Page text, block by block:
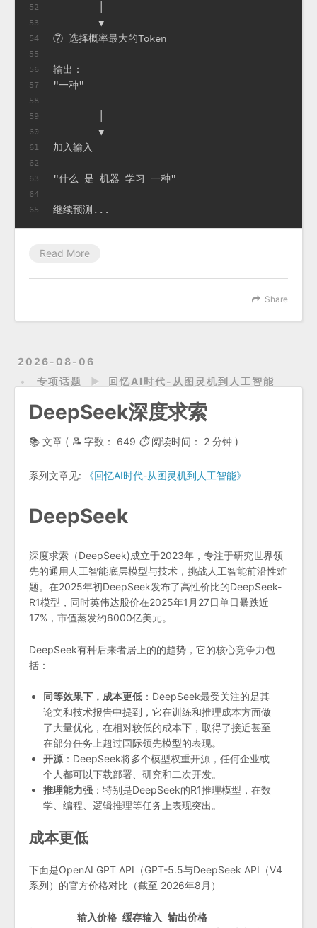
52
53
54
55
56
57
58
59
60
61
62
63
64
65
        ▼
⑦ 选择概率最大的Token
输出：
"一种"
        ▼
加入输入
"什么 是 机器 学习 一种"
继续预测...
Read More
Share
2026-08-06
专项话题
► 回忆AI时代-从图灵机到人工智能
DeepSeek深度求索
📚 文章 ( 📝 字数： 649 ⏱ 阅读时间： 2 分钟 )
系列文章见: 《回忆AI时代-从图灵机到人工智能》
DeepSeek
深度求索（DeepSeek)成立于2023年，专注于研究世界领
先的通用人工智能底层模型与技术，挑战人工智能前沿性难
题。在2025年初DeepSeek发布了高性价比的DeepSeek-
R1模型，同时英伟达股价在2025年1月27日单日暴跌近
17%，市值蒸发约6000亿美元。
DeepSeek有种后来者居上的的趋势，它的核心竞争力包
括：
同等效果下，成本更低 ：DeepSeek最受关注的是其
论文和技术报告中提到，它在训练和推理成本方面做
了大量优化，在相对较低的成本下，取得了接近甚至
在部分任务上超过国际领先模型的表现。
开源 ：DeepSeek将多个模型权重开源，任何企业或
个人都可以下载部署、研究和二次开发。
推理能力强 ：特别是DeepSeek的R1推理模型，在数
学、编程、逻辑推理等任务上表现突出。
成本更低
下面是OpenAI GPT API（GPT-5.5与DeepSeek API（V4
系列）的官方价格对比（截至 2026年8月）
输入价格 缓存输入 输出价格